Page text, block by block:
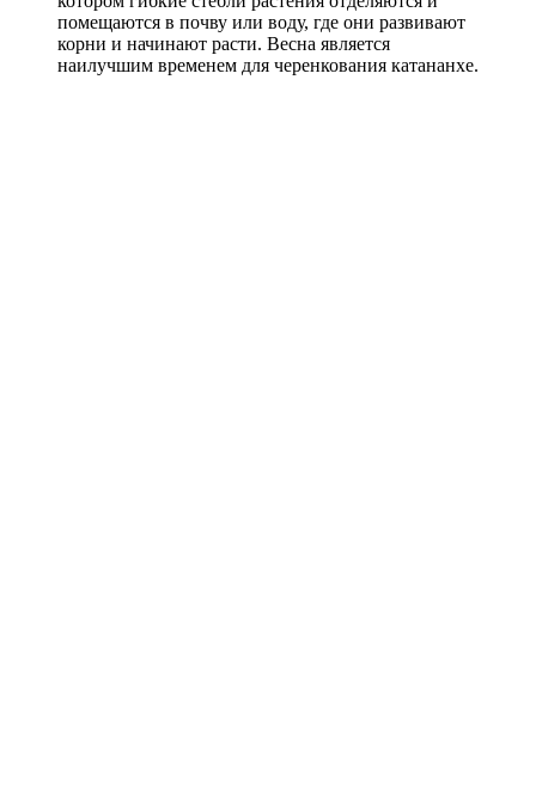
помещаются в почву или воду, где они развивают
корни и начинают расти. Весна является
наилучшим временем для черенкования катананхе.